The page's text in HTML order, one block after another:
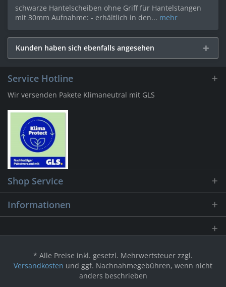
schwarze Hantelscheiben ohne Griff für Hantelstangen
mit 30mm Aufnahme: - erhältlich in den... mehr
Kunden haben sich ebenfalls angesehen
Service Hotline
Wir versenden Pakete Klimaneutral mit GLS
Shop Service
Informationen
* Alle Preise inkl. gesetzl. Mehrwertsteuer zzgl.
Versandkosten und ggf. Nachnahmegebühren, wenn nicht
anders beschrieben